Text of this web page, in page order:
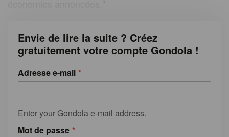
Envie de lire la suite ? Créez
gratuitement votre compte Gondola !
Adresse e-mail
Enter your Gondola e-mail address.
Mot de passe